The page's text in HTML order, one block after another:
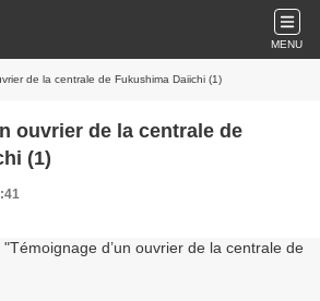
MENU
de la centrale de Fukushima Daiichi (1)
ouvrier de la centrale de
(1)